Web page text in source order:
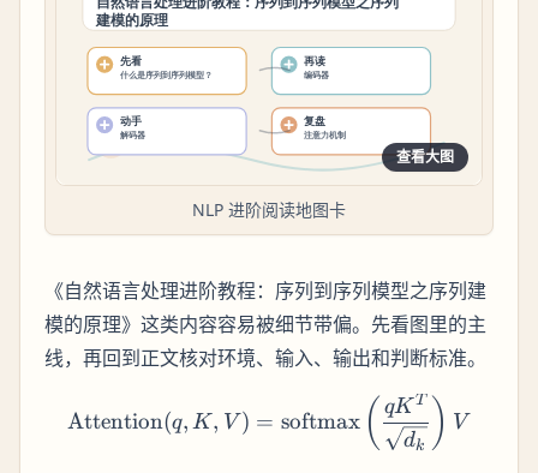
查看大图
NLP 进阶阅读地图卡
《自然语言处理进阶教程：序列到序列模型之序列建
模的原理》这类内容容易被细节带偏。先看图里的主
线，再回到正文核对环境、输入、输出和判断标准。
\text{Attention}(q, K,
Attention(q, K , V ) = softmax ( dk
qK T ) V